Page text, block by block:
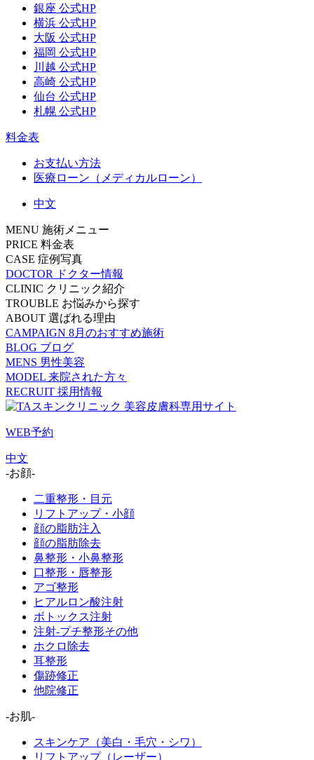
銀座 公式HP
横浜 公式HP
大阪 公式HP
福岡 公式HP
川越 公式HP
高崎 公式HP
仙台 公式HP
札幌 公式HP
料金表
お支払い方法
医療ローン（メディカルローン）
中文
MENU 施術メニュー
PRICE 料金表
CASE 症例写真
DOCTOR
ドクター情報
CLINIC クリニック紹介
TROUBLE お悩みから探す
ABOUT 選ばれる理由
CAMPAIGN 8月のおすすめ施術
BLOG ブログ
MENS 男性美容
MODEL 来院された方々
RECRUIT 採用情報
WEB予約
中文
-お顔-
二重整形・目元
リフトアップ・小顔
顔の脂肪注入
顔の脂肪除去
鼻整形・小鼻整形
口整形・唇整形
アゴ整形
ヒアルロン酸注射
ボトックス注射
注射-プチ整形その他
ホクロ除去
耳整形
傷跡修正
他院修正
-お肌-
スキンケア（美白・毛穴・シワ）
リフトアップ（レーザー）